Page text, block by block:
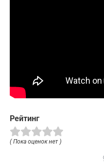
Рейтинг
( Пока оценок нет )